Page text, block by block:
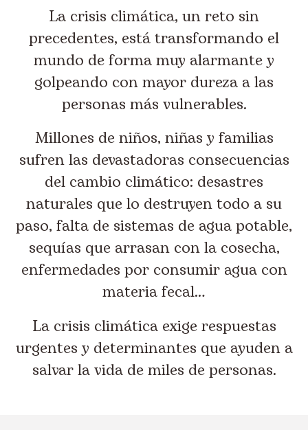
La crisis climática, un reto sin
precedentes, está transformando el
mundo de forma muy alarmante y
golpeando con mayor dureza a las
personas más vulnerables.
Millones de niños, niñas y familias
sufren las devastadoras consecuencias
del cambio climático: desastres
naturales que lo destruyen todo a su
paso, falta de sistemas de agua potable,
sequías que arrasan con la cosecha,
enfermedades por consumir agua con
materia fecal…
La crisis climática exige respuestas
urgentes y determinantes que ayuden a
salvar la vida de miles de personas.